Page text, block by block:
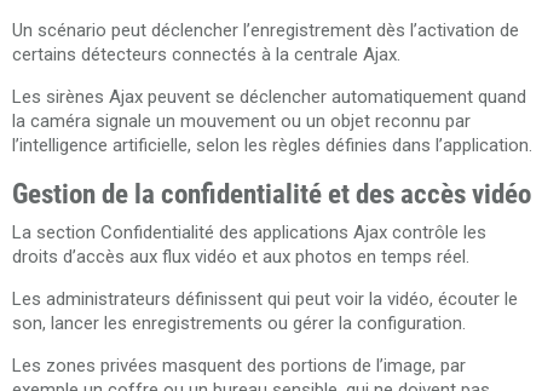
Un scénario peut déclencher l’enregistrement dès l’activation de
certains détecteurs connectés à la centrale Ajax.
Les sirènes Ajax peuvent se déclencher automatiquement quand
la caméra signale un mouvement ou un objet reconnu par
l’intelligence artificielle, selon les règles définies dans l’application.
Gestion de la confidentialité et des accès vidéo
La section Confidentialité des applications Ajax contrôle les
droits d’accès aux flux vidéo et aux photos en temps réel.
Les administrateurs définissent qui peut voir la vidéo, écouter le
son, lancer les enregistrements ou gérer la configuration.
Les zones privées masquent des portions de l’image, par